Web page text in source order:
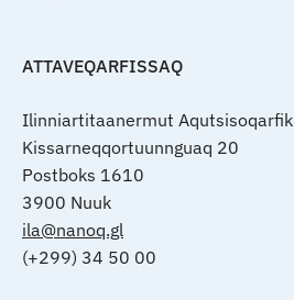
ATTAVEQARFISSAQ
Ilinniartitaanermut Aqutsisoqarfik
Kissarneqqortuunnguaq 20
Postboks 1610
3900 Nuuk
ila@nanoq.gl
(+299) 34 50 00